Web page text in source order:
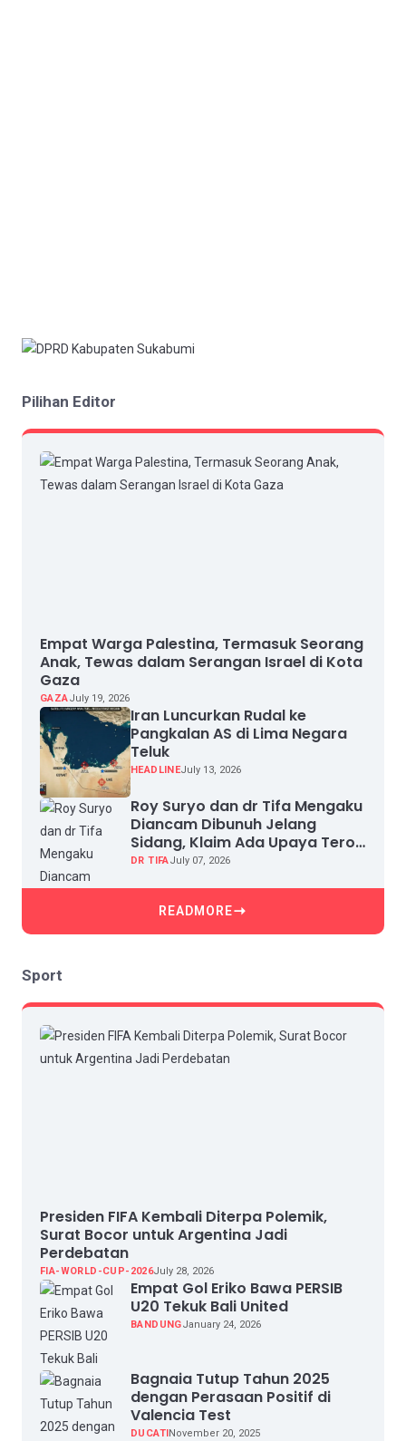
Pilihan Editor
Empat Warga Palestina, Termasuk Seorang
Anak, Tewas dalam Serangan Israel di Kota
Gaza
GAZAJuly 19, 2026
Iran Luncurkan Rudal ke
Pangkalan AS di Lima Negara
Teluk
HEADLINEJuly 13, 2026
Roy Suryo dan dr Tifa Mengaku
Diancam Dibunuh Jelang
Sidang, Klaim Ada Upaya Teror
dan Intimidasi
DR TIFAJuly 07, 2026
READMORE
Sport
Presiden FIFA Kembali Diterpa Polemik,
Surat Bocor untuk Argentina Jadi
Perdebatan
FIA-WORLD-CUP-2026July 28, 2026
Empat Gol Eriko Bawa PERSIB
U20 Tekuk Bali United
BANDUNGJanuary 24, 2026
Bagnaia Tutup Tahun 2025
dengan Perasaan Positif di
Valencia Test
DUCATI November 20, 2025